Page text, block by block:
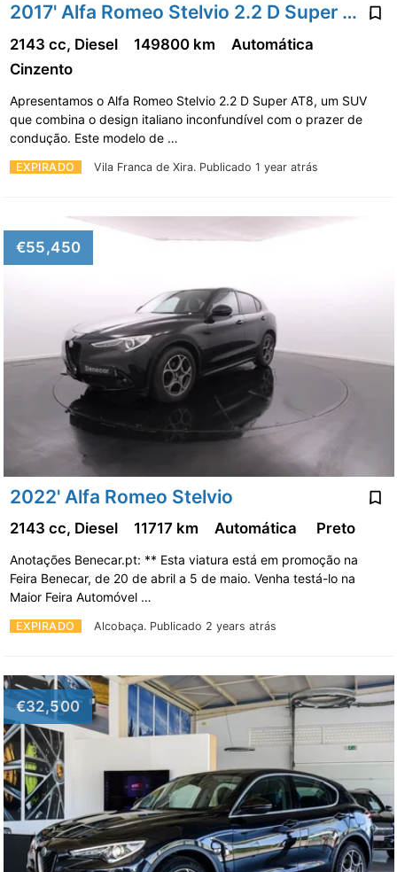
2017' Alfa Romeo Stelvio 2.2 D Super At8
EXPIRADO Vila Franca de Xira. Publicado 1 year atrás
2143 cc, Diesel 149800 km
Automática
Cinzento
Apresentamos o Alfa Romeo Stelvio 2.2 D Super AT8, um SUV
que combina o design italiano inconfundível com o prazer de
condução. Este modelo de …
€55,450
2022' Alfa Romeo Stelvio
EXPIRADO Alcobaça. Publicado 2 years atrás
2143 cc, Diesel 11717 km Automática Preto
Anotações Benecar.pt: ** Esta viatura está em promoção na
Feira Benecar, de 20 de abril a 5 de maio. Venha testá-lo na
Maior Feira Automóvel …
€32,500